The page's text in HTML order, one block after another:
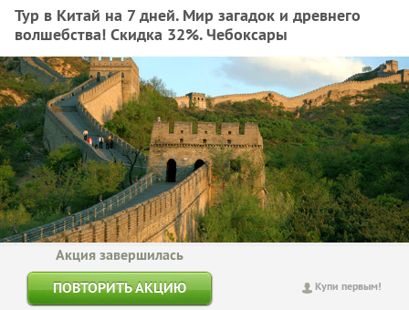
Тур в Китай на 7 дней. Мир загадок и древнего
волшебства! Скидка 32%. Чебоксары
Купи первым!
Акция завершилась
ПОВТОРИТЬ АКЦИЮ